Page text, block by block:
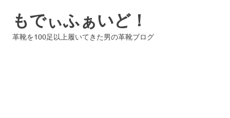
もでぃふぁいど！
革靴を100足以上履いてきた男の革靴ブログ